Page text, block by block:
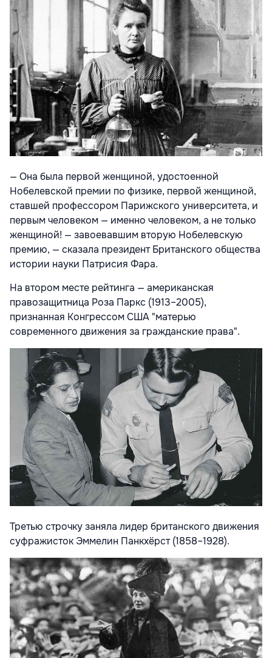
— Она была первой женщиной, удостоенной
Нобелевской премии по физике, первой женщиной,
ставшей профессором Парижского университета, и
первым человеком — именно человеком, а не только
женщиной! — завоевавшим вторую Нобелевскую
премию, — сказала президент Британского общества
истории науки Патрисия Фара.
На втором месте рейтинга — американская
правозащитница Роза Паркс (1913–2005),
признанная Конгрессом США "матерью
современного движения за гражданские права".
Третью строчку заняла лидер британского движения
суфражисток Эммелин Панкхёрст (1858–1928).